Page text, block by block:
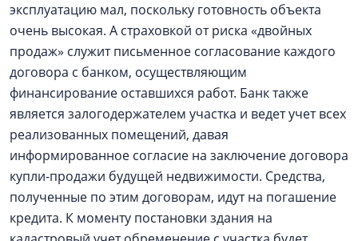
эксплуатацию мал, поскольку готовность объекта
очень высокая. А страховкой от риска «двойных
продаж» служит письменное согласование каждого
договора с банком, осуществляющим
финансирование оставшихся работ. Банк также
является залогодержателем участка и ведет учет всех
реализованных помещений, давая
информированное согласие на заключение договора
купли-продажи будущей недвижимости. Средства,
полученные по этим договорам, идут на погашение
кредита. К моменту постановки здания на